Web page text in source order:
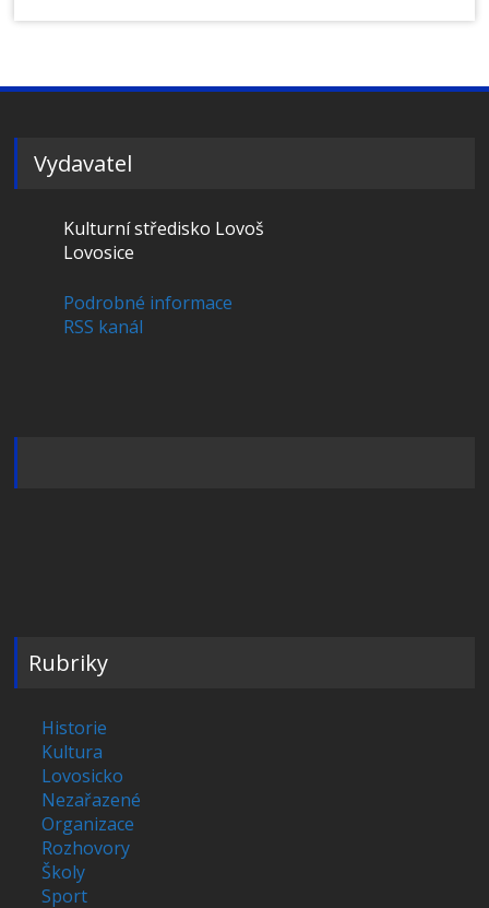
Vydavatel
Kulturní středisko Lovoš
Lovosice
Podrobné informace
RSS kanál
Rubriky
Historie
Kultura
Lovosicko
Nezařazené
Organizace
Rozhovory
Školy
Sport